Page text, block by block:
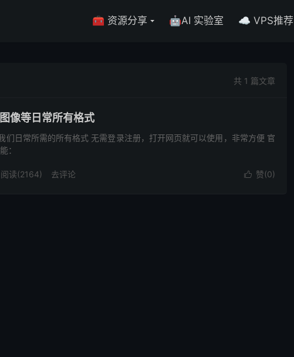
🧰 资源分享 🤖AI 实验室 ☁️ VPS推荐
共 1 篇文章
像等日常所有格式
们日常所需的所有格式 无需登录注册，打开网页就可以使用，非常方便 官
：
 赞(0)
阅读(2164) 去评论